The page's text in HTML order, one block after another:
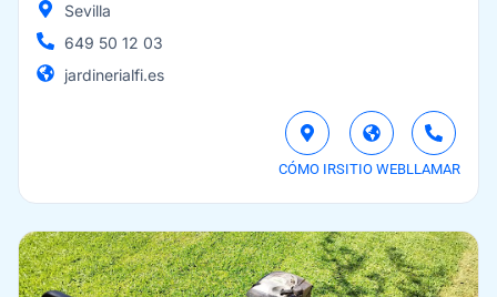
Sevilla
649 50 12 03
jardinerialfi.es
CÓMO IRSITIO WEBLLAMAR